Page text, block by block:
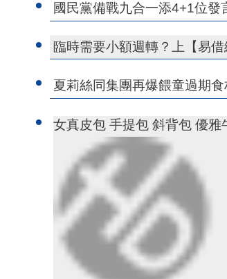
國民黨備戰九合一添4+1位
臨時需要小額週轉？上【易
夏莉絲同集團再爆餵童過期
女真皮包 手提包 斜背包 優